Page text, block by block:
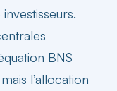
BNS
l’allocation